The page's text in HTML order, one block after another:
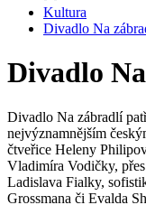
Kultura
Divadlo Na
Divadlo
Divadlo Na zábradlí
nejvýznamnějším
čtveřice Heleny
Vladimíra Vodičky,
Ladislava Fialky,
Grossmana či Evalda